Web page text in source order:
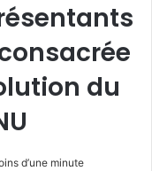
du
d’une minute